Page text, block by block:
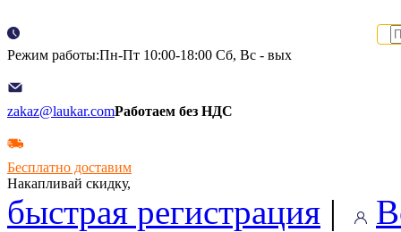
Режим работы:Пн-Пт 10:00-18:00 Сб, Вс - вых
zakaz@laukar.comРаботаем без НДС
Бесплатно доставим
Накапливай скидку,
быстрая регистрация |